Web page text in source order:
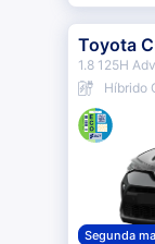
Toyota
1.8 125H
Híbrido
Segunda